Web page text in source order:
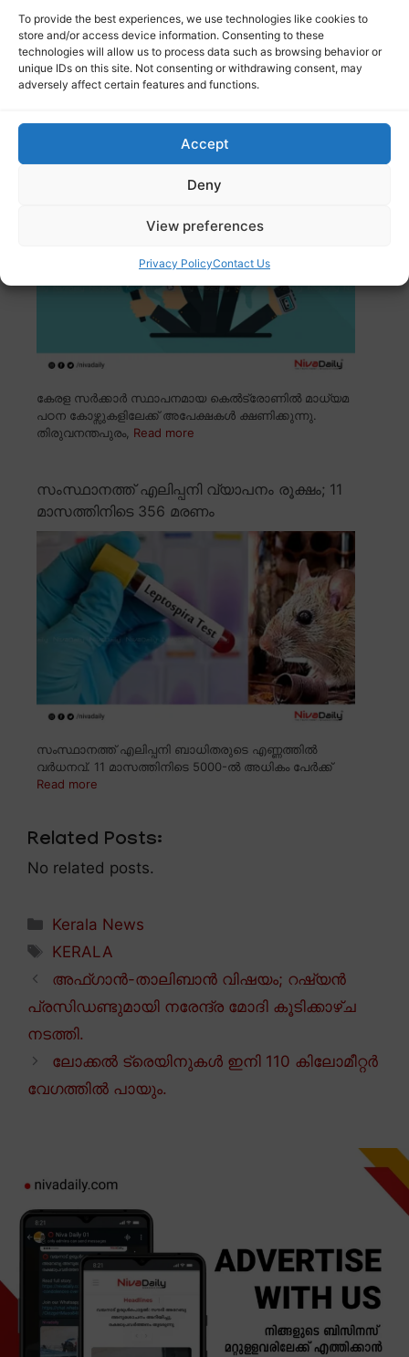
To provide the best experiences, we use technologies like cookies to
store and/or access device information. Consenting to these
technologies will allow us to process data such as browsing behavior or
unique IDs on this site. Not consenting or withdrawing consent, may
adversely affect certain features and functions.
Accept
Deny
View preferences
Privacy PolicyContact Us
ബലാത്സംഗ കേസിൽ രാഹുൽ മങ്കൂട്ടത്തിലിന്റെ മുൻകൂർ
ജാമ്യാപേക്ഷ പരിഗണിക്കാനിരിക്കെ, കേസ് അടച്ചിട്ട
കോടതി Read more
അപേക്ഷിക്കാം; അവസാന തീയതി ഡിസംബർ
കേരള സർക്കാർ സ്ഥാപനമായ കെൽട്രോണിൽ മാധ്യമ
പഠന കോഴ്സുകളിലേക്ക് അപേക്ഷകൾ ക്ഷണിക്കുന്നു.
തിരുവനന്തപുരം, Read more
സംസ്ഥാനത്ത് എലിപ്പനി വ്യാപനം രൂക്ഷം; 11
മാസത്തിനിടെ 356 മരണം
സംസ്ഥാനത്ത് എലിപ്പനി ബാധിതരുടെ എണ്ണത്തിൽ
വർധനവ്. 11 മാസത്തിനിടെ 5000-ൽ അധികം പേർക്ക്
Read more
Related Posts:
No related posts.
Categories
Kerala News
Tags
KERALA
അഫ്ഗാൻ-താലിബാൻ വിഷയം; റഷ്യൻ
പ്രസിഡണ്ടുമായി നരേന്ദ്ര മോദി കൂടിക്കാഴ്ച
നടത്തി.
ലോക്കൽ ട്രെയിനുകൾ ഇനി 110 കിലോമീറ്റർ
വേഗത്തിൽ പായും.